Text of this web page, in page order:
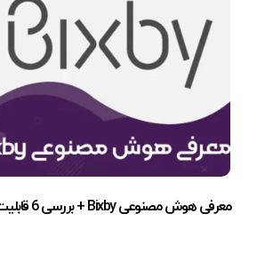
معرفی هوش مصنوعی Bixby + بررسی 6 قابلیت آن